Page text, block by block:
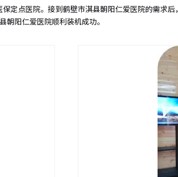
定点医院。接到鹤壁市淇县朝阳仁爱医院的需求
朝阳仁爱医院顺利装机成功。